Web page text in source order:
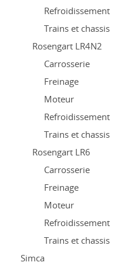
Refroidissement
Trains et chassis
Rosengart LR4N2
Carrosserie
Freinage
Moteur
Refroidissement
Trains et chassis
Rosengart LR6
Carrosserie
Freinage
Moteur
Refroidissement
Trains et chassis
Simca